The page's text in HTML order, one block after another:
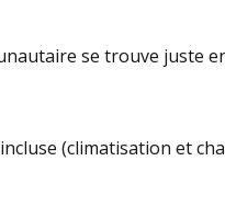
se trouve juste
(climatisation et